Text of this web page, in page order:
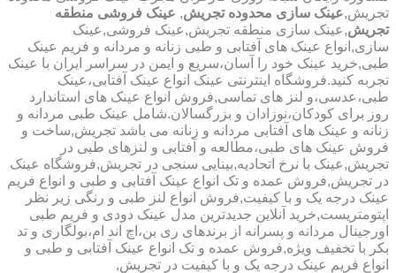
تجریش,عینک سازی محدوده تجریش, عینک فروشی منطقه
تجریش,عینک سازی منطقه تجریش,عینک فروشی,عینک
سازی,انواع عینک های آفتابی و طبی زنانه و مردانه و فریم عینک
طبی,خرید عینک خود را آسان،سریع و ایمن در سراسر ایران با عینک
تجربه کنید.فروشگاه اینترنتی عینک انواع عینک آفتابی،عینک
طبی،عدسی،و لنز های تماسی,فروش انواع عینک های استاندارد
روز برای کودکان،نوزادان و بزرگسالان.شامل عینک طبی مردانه و
زنانه و عینک های آفتابی مردانه و زنانه می باشد تجریش,ساخت و
فروش عینک های طبی،مطالعه و آفتابی و لنزهای طبی در
تجریش,عینک با نرخ اتحادیه,بینایی سنجی در تجریش,فروشگاه عینک
در تجریش,فروش عمده و تک انواع عینک آفتابی و طبی و انواع فریم
عینک درجه یک و با کیفیت,فروش انواع لنز طبی و رنگی زیر نظر
اپتومتریست,خرید آنلاین جدیدترین مدل عینک دودی و فریم طبی
اورجینال مردانه و پسرانه از برندهای ری بن،اچ اند ام،بولگاری و تد
بکر با تخفیف ویژه,فروش عمده و تک انواع عینک آفتابی و طبی و
انواع فریم عینک درجه یک و با کیفیت در تجریش,